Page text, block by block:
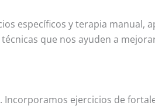
específicos y terapia manual,
que nos ayuden a
ejercicios de